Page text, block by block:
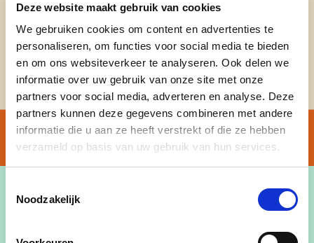
Deze website maakt gebruik van cookies
We gebruiken cookies om content en advertenties te
personaliseren, om functies voor social media te bieden
en om ons websiteverkeer te analyseren. Ook delen we
informatie over uw gebruik van onze site met onze
partners voor social media, adverteren en analyse. Deze
partners kunnen deze gegevens combineren met andere
informatie die u aan ze heeft verstrekt of die ze hebben
verzameld op basis van uw gebruik van hun services.
Noodzakelijk